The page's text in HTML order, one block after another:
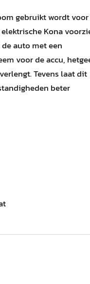
gebruikt wordt voor
Kona
auto met een
voor de accu,
Tevens laat dit
beter